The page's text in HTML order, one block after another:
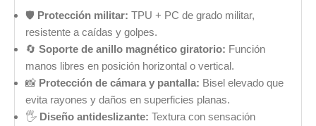
🛡️ Protección militar: TPU + PC de grado militar,
resistente a caídas y golpes.
🔄 Soporte de anillo magnético giratorio: Función
manos libres en posición horizontal o vertical.
📸 Protección de cámara y pantalla: Bisel elevado que
evita rayones y daños en superficies planas.
🖐️ Diseño antideslizante: Textura con sensación